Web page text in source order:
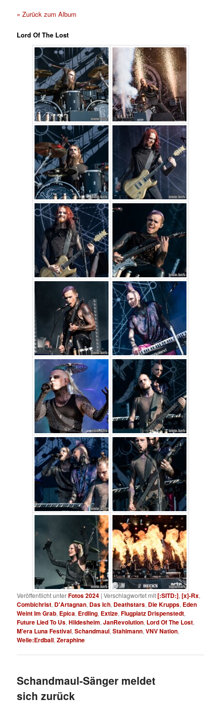
« Zurück zum Album
Lord Of The Lost
Veröffentlicht unterFotos 2024 |Verschlagwortet mit[:SITD:],[x]-Rx,
Combichrist, D'Artagnan, Das Ich, Deathstars, Die Krupps, Eden
Weint Im Grab, Epica, Erdling, Extize,Flugplatz Drispenstedt,
Future Lied To Us,Hildesheim,JanRevolution, Lord Of The Lost,
M'era Luna Festival,Schandmaul,Stahlmann,VNV Nation,
Welle:Erdball,Zeraphine
Schandmaul-Sänger meldet
sich zurück